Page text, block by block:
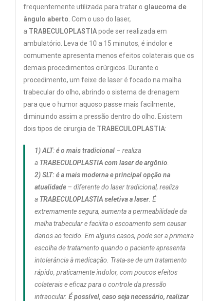
frequentemente utilizada para tratar o glaucoma de
ângulo aberto. Com o uso do laser,
a TRABECULOPLASTIApode ser realizada em
ambulatório. Leva de 10 a 15 minutos, é indolor e
comumente apresenta menos efeitos colaterais que os
demais procedimentos cirúrgicos. Durante o
procedimento, um feixe de laser é focado na malha
trabecular do olho, abrindo o sistema de drenagem
para que o humor aquoso passe mais facilmente,
diminuindo assim a pressão dentro do olho. Existem
dois tipos de cirurgia de TRABECULOPLASTIA:
1) ALT:é o mais tradicional – realiza
a TRABECULOPLASTIA com laser de argônio.
2)SLT: é a mais moderna e principal opção na
atualidade – diferente do laser tradicional, realiza
a TRABECULOPLASTIAseletiva a laser. É
extremamente segura, aumenta a permeabilidade da
malha trabecular e facilita o escoamento sem causar
danos ao tecido. Em alguns casos, pode ser a primeira
escolha de tratamento quando o paciente apresenta
intolerância à medicação. Trata-se de um tratamento
rápido, praticamente indolor, com poucos efeitos
colaterais e eficaz para o controle da pressão
intraocular.É possível, caso seja necessário, realizar